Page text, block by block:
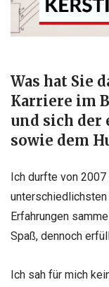
Was hat Sie
Karriere im
und sich
sowie dem
Ich durfte von
Erfahrungen
Spaß, dennoch
Ich sah für mich